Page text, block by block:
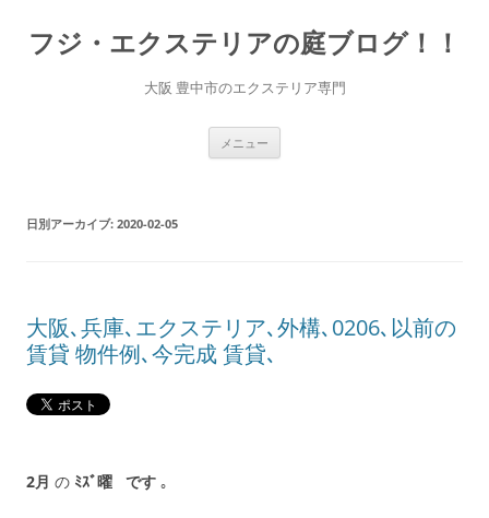
テ
ン
フジ・エクステリアの庭ブログ！！
大阪 豊中市のエクステリア専門
メニュー
日別アーカイブ: 2020-02-05
大阪､兵庫､エクステリア､外構､0206､以前の
賃貸 物件例､今完成 賃貸､
2月 の ﾐｽﾞ曜 です ｡